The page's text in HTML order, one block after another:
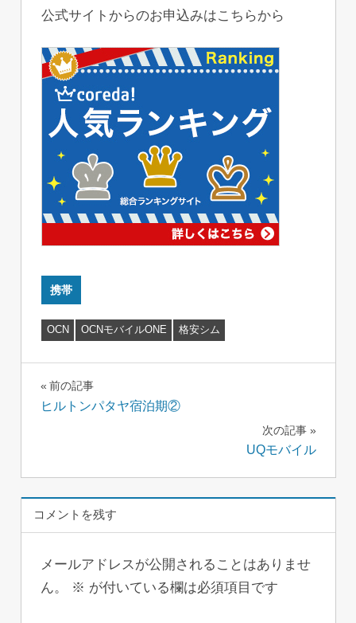
公式サイトからのお申込みはこちらから
携帯
OCN OCNモバイルONE 格安シム
投
ビ
ゲ
シ
前の記事
ヒルトンパタヤ宿泊期②
次の記事
UQモバイル
コメントを残す
メールアドレスが公開されることはありませ
ん。
※ が付いている欄は必須項目です